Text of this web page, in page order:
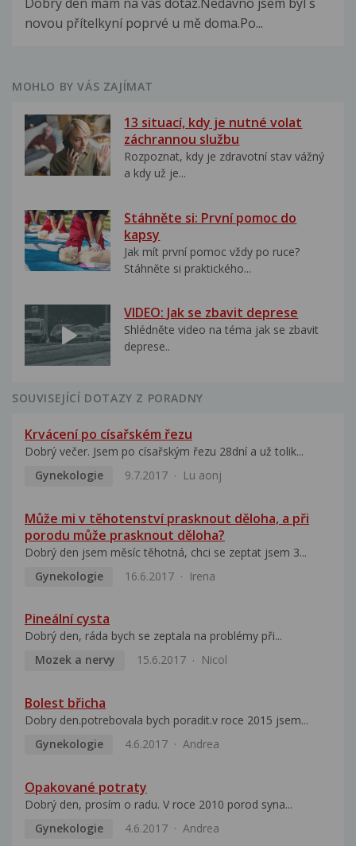
novou přítelkyní poprvé u mě doma.Po...
MOHLO BY VÁS ZAJÍMAT
13 situací, kdy je nutné volat
záchrannou službu
Rozpoznat, kdy je zdravotní stav vážný
a kdy už je...
Stáhněte si: První pomoc do
kapsy
Jak mít první pomoc vždy po ruce?
Stáhněte si praktického...
VIDEO: Jak se zbavit deprese
Shlédněte video na téma jak se zbavit
deprese..
SOUVISEJÍCÍ DOTAZY Z PORADNY
Krvácení po císařském řezu
Dobrý večer. Jsem po císařským řezu 28dní a už tolik...
Gynekologie
9.7.2017 Lu aonj
Může mi v těhotenství prasknout děloha, a při
porodu může prasknout děloha?
Dobrý den jsem měsíc těhotná, chci se zeptat jsem 3...
Gynekologie
16.6.2017 Irena
Pineální cysta
Dobrý den, ráda bych se zeptala na problémy při...
Mozek a nervy
15.6.2017 Nicol
Bolest břicha
Dobry den.potrebovala bych poradit.v roce 2015 jsem...
Gynekologie
4.6.2017 Andrea
Opakované potraty
Dobrý den, prosím o radu. V roce 2010 porod syna...
Gynekologie
4.6.2017 Andrea